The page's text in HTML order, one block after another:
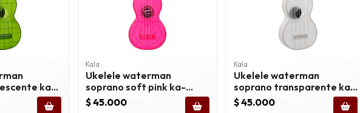
ka-
Kala
Ukelele waterman
soprano soft pink ka-
swf/pk
$ 45.000
Kala
Ukelele waterman
soprano transparente ka-
swt
$ 45.000